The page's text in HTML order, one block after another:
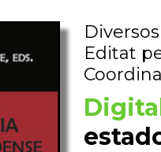
Editat